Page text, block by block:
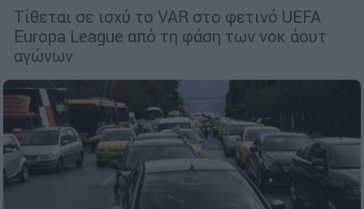
Τίθεται σε ισχύ το VAR στο φετινό UEFA
Europa League από τη φάση των νοκ άουτ
αγώνων